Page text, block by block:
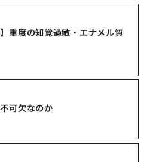
重度の知覚過敏・エナメル質
可欠なのか